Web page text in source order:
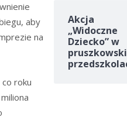
aby
na
roku
Akcja
„Widoczne
Dziecko” w